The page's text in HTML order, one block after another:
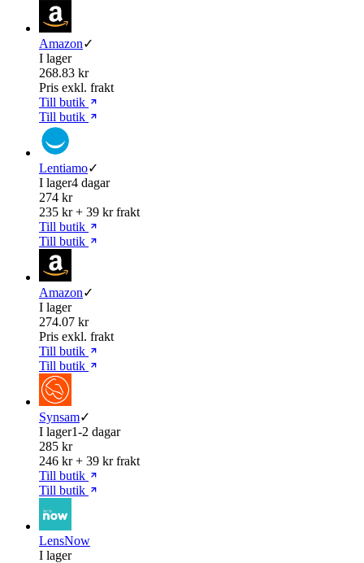
Amazon✓
I lager
268.83 kr
Pris exkl. frakt
Till butik
Till butik
Lentiamo✓
I lager4 dagar
274 kr
235 kr + 39 kr frakt
Till butik
Till butik
Amazon✓
I lager
274.07 kr
Pris exkl. frakt
Till butik
Till butik
Synsam✓
I lager1-2 dagar
285 kr
246 kr + 39 kr frakt
Till butik
Till butik
LensNow
I lager